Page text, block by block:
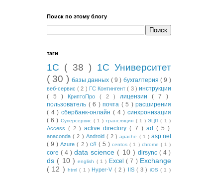
Поиск по этому блогу
тэги
1С ( 38 ) 1С Университет
( 30 ) базы данных ( 9 ) бухгалтерия( 9 )
веб-сервис( 2 ) ГС Контингент( 3 )инструкции
( 5 )
КриптоПро ( 2 ) лицензии ( 7 )
пользователь ( 6 ) почта ( 5 ) расширения
( 4 )сбербанк-онлайн ( 4 )синхронизация
( 6 ) Суперсервис ( 1 )трансляция ( 1 )ЭЦП( 1 )
Access( 2 )active directory( 7 ) ad ( 5 )
anaconda( 2 ) Android ( 2 )apache ( 1 )asp.net
( 9 )Azure( 2 ) c# ( 5 )centos( 1 ) chrome ( 1 )
core( 4 )data science ( 10 ) dirsync ( 4 )
ds ( 10 )english ( 1 ) Excel( 7 ) Exchange
( 12 )
html( 1 ) Hyper-V ( 2 ) IIS ( 3 ) iOS( 1 )